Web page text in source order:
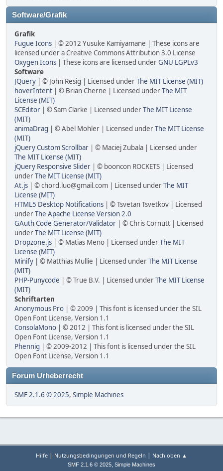
Software/Grafik
Grafik
Fugue Icons | © 2012 Yusuke Kamiyamane | These icons are
licensed under a Creative Commons Attribution 3.0 License
Oxygen Icons | These icons are licensed underGNU LGPLv3
Software
JQuery | © John Resig | Licensed underThe MIT License (MIT)
hoverIntent | © Brian Cherne | Licensed underThe MIT
License (MIT)
SCEditor | © Sam Clarke | Licensed underThe MIT License
(MIT)
animaDrag | © Abel Mohler | Licensed underThe MIT License
(MIT)
jQuery Custom Scrollbar | © Maciej Zubala | Licensed under
The MIT License (MIT)
jQuery Responsive Slider | © booncon ROCKETS | Licensed
underThe MIT License (MIT)
At.js | © chord.luo@gmail.com | Licensed underThe MIT
License (MIT)
HTML5 Desktop Notifications | © Tsvetan Tsvetkov | Licensed
underThe Apache License Version 2.0
GAuth Code Generator/Validator | © Chris Cornutt | Licensed
underThe MIT License (MIT)
Dropzone.js | © Matias Meno | Licensed underThe MIT
License (MIT)
Minify | © Matthias Mullie | Licensed underThe MIT License
(MIT)
PHP-Punycode | © True B.V. | Licensed underThe MIT License
(MIT)
Schriftarten
Anonymous Pro | © 2009 | This font is licensed under the SIL
Open Font License, Version 1.1
ConsolaMono | © 2012 | This font is licensed under the SIL
Open Font License, Version 1.1
Phennig | © 2009-2012 | This font is licensed under the SIL
Open Font License, Version 1.1
Forum Urheberrecht
SMF 2.1.6 © 2025, Simple Machines
Hilfe | Nutzungsbedingungen und Regeln | Nach oben ▲
SMF 2.1.6 © 2025, Simple Machines